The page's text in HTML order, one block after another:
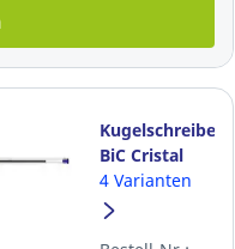
Kugelschreiber
BiC Cristal
Original,
Strichbreite
4 Varianten